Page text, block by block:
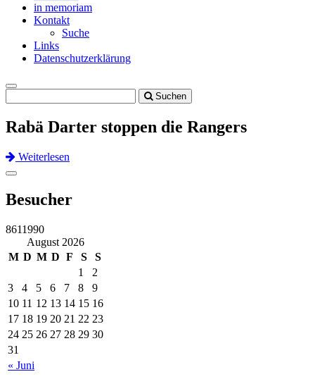
in memoriam
Kontakt
Suche
Links
Datenschutzerklärung
Toggle
navigation
Suchen
Rabä Darter stoppen die Rangers
Weiterlesen
Previous
Next
Toggle
Besucher
8611990
August 2026
M D M D F S S
« Juni
1
2
3
4 5 6 7 8
9
10 11 12 13 14 15 16
17 18 19 20 21 22 23
24 25 26 27 28 29 30
31